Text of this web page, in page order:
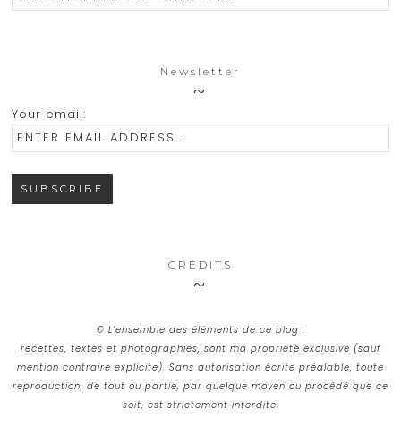
Newsletter
Your email:
CRÉDITS
© L’ensemble des éléments de ce blog :
recettes, textes et photographies, sont ma propriété exclusive (sauf
mention contraire explicite). Sans autorisation écrite préalable, toute
reproduction, de tout ou partie, par quelque moyen ou procédé que ce
soit, est strictement interdite.